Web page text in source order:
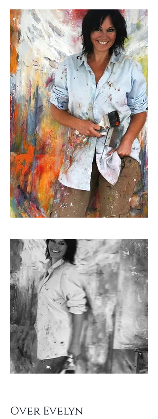
Over Evelyn